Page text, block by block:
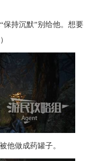
保持沉默”别给他。想要
他做成药罐子。